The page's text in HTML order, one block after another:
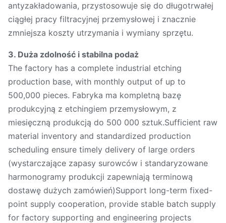
antyzakładowania, przystosowuje się do długotrwałej
ciągłej pracy filtracyjnej przemysłowej i znacznie
zmniejsza koszty utrzymania i wymiany sprzętu.
3. Duża zdolność i stabilna podaż
The factory has a complete industrial etching
production base, with monthly output of up to
500,000 pieces. Fabryka ma kompletną bazę
produkcyjną z etchingiem przemysłowym, z
miesięczną produkcją do 500 000 sztuk.Sufficient raw
material inventory and standardized production
scheduling ensure timely delivery of large orders
(wystarczające zapasy surowców i standaryzowane
harmonogramy produkcji zapewniają terminową
dostawę dużych zamówień)Support long-term fixed-
point supply cooperation, provide stable batch supply
for factory supporting and engineering projects